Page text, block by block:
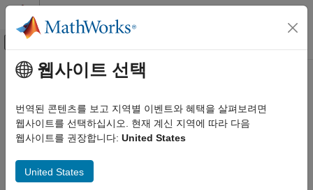
콘텐츠로 바로 가기
오프캔버스 탐색 메뉴 토글
문서 홈
카테고리
Computer Vision Toolbox
Image Acquisition Toolbox
Image Processing Toolbox
주요 콘텐츠
웹사이트 선택
번역된 콘텐츠를 보고 지역별 이벤트와 혜택을 살펴보려면
웹사이트를 선택하십시오. 현재 계신 지역에 따라 다음
웹사이트를 권장합니다: United States
United States